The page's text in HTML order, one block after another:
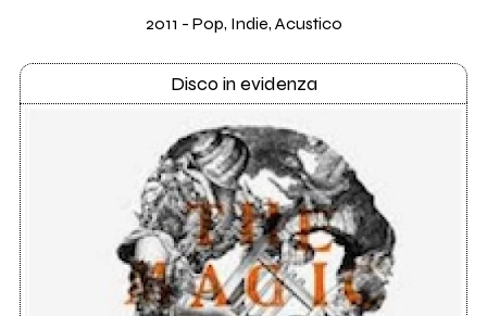
2011 - Pop, Indie, Acustico
Disco in evidenza